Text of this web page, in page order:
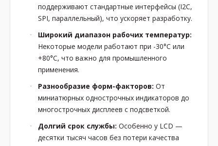
поддерживают стандартные интерфейсы (I2C,
SPI, параллельный), что ускоряет разработку.
Широкий диапазон рабочих температур:
Некоторые модели работают при -30°C или
+80°C, что важно для промышленного
применения.
Разнообразие форм-факторов: От
миниатюрных однострочных индикаторов до
многострочных дисплеев с подсветкой.
Долгий срок службы: Особенно у LCD —
десятки тысяч часов без потери качества